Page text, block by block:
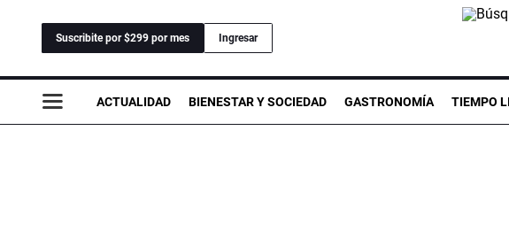
Suscribite por $299 por mes Ingresar
ACTUALIDAD BIENESTAR Y SOCIEDAD GASTRONOMÍA TIEMPO